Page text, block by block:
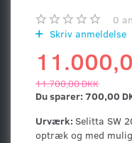
0
Skriv anmeldelse
11.700,00 DKK
Du sparer: 700,00
Urværk: Selitta SW
optræk og med